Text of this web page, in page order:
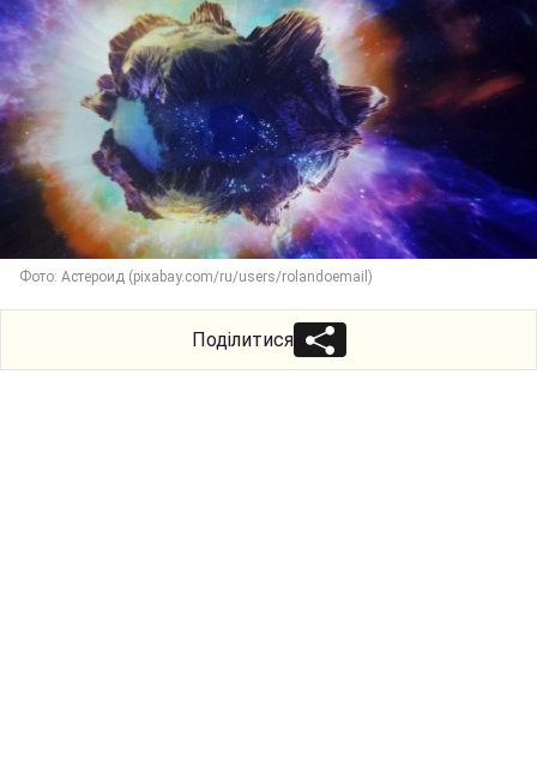
Фото: Астероид (pixabay.com/ru/users/rolandoemail)
Поділитися